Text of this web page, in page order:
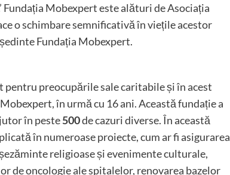
Mobexpert este alături de Asociația
o schimbare semnificativă în viețile acestor
Fundația Mobexpert.
preocupările sale caritabile și în acest
în urmă cu 16 ani. Această fundație a
în peste500de cazuri diverse. În această
în numeroase proiecte, cum ar fi asigurarea
religioase și evenimente culturale,
de oncologie ale spitalelor, renovarea bazelor